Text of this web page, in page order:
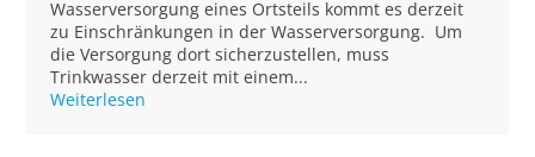
Wasserversorgung eines Ortsteils kommt es derzeit
zu Einschränkungen in der Wasserversorgung. Um
die Versorgung dort sicherzustellen, muss
Trinkwasser derzeit mit einem...
Weiterlesen